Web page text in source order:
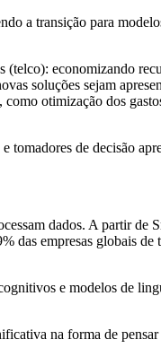
a transição para
(telco): economizando
soluções sejam
otimização dos
tomadores de decisão
dados. A partir de
empresas globais de
e modelos de
na forma de